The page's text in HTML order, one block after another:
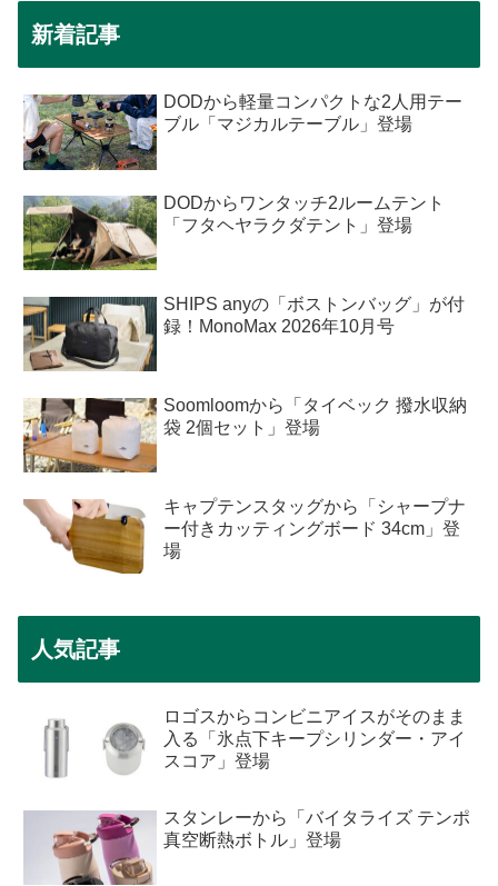
新着記事
DODから軽量コンパクトな2人用テー
ブル「マジカルテーブル」登場
DODからワンタッチ2ルームテント
「フタヘヤラクダテント」登場
SHIPS anyの「ボストンバッグ」が付
録！MonoMax 2026年10月号
Soomloomから「タイベック 撥水収納
袋 2個セット」登場
キャプテンスタッグから「シャープナ
ー付きカッティングボード 34cm」登
場
人気記事
ロゴスからコンビニアイスがそのまま
入る「氷点下キープシリンダー・アイ
スコア」登場
スタンレーから「バイタライズ テンポ
真空断熱ボトル」登場